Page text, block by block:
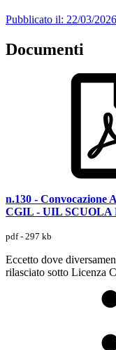
Pubblicato il: 22/03/2026
Documenti
n.130 - Convocazione
CGIL - UIL SCUOLA
pdf - 297 kb
Eccetto dove
rilasciato sotto Licenza